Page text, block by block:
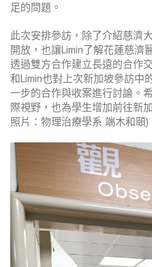
足的問題。
此次安排參訪，除了介紹慈濟
開放，也讓Limin了解花蓮慈濟
透過雙方合作建立長遠的合作
和Limin也對上次新加坡參訪中
一步的合作與收案進行討論。
際視野，也為學生增加前往新
照片：物理治療學系 端木和頤)